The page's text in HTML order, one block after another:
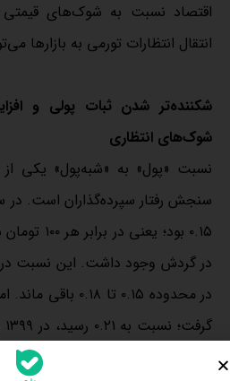
اقتصاد نسبت به شوک‌های
انتقال انتظارات تورمی به بازارها
شکننده‌تر شدن ثبات پولی و
شوک‌های انتظاری
نسبت «پول» به «شبه‌پول» یکی